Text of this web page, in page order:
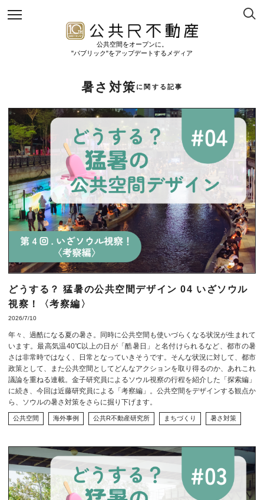
公共空間をオープンに。
"パブリック"をアップデートするメディア
暑さ対策 に関する記事
どうする？ 猛暑の公共空間デザイン 04 いざソウル
視察！〈考察編〉
2026/7/10
年々、過酷になる夏の暑さ。同時に公共空間も使いづらくなる状況が生まれて
います。最高気温40℃以上の日が「酷暑日」と名付けられるなど、都市の暑
さは非常時ではなく、日常となっていきそうです。そんな状況に対して、都市
政策として、また公共空間としてどんなアクションを取り得るのか、あれこれ
議論を重ねる連載。金子研究員によるソウル視察の行程を紹介した「探索編」
に続き、今回は近藤研究員による「考察編」。公共空間をデザインする観点か
ら、ソウルの暑さ対策をさらに掘り下げます。
公共空間 海外事例 公共R不動産研究所 まちづくり 暑さ対策